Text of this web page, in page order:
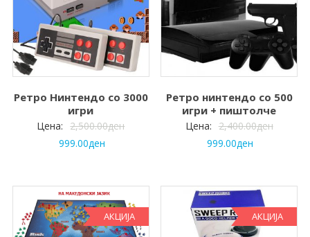
Ретро Нинтендо со 3000
игри
Цена: 2,500.00ден
999.00ден
Ретро нинтендо со 500
игри + пиштолче
Цена: 2,400.00ден
999.00ден
АКЦИЈА АКЦИЈА